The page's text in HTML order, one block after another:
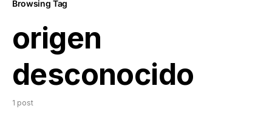
Browsing Tag
origen
desconocido
1 post